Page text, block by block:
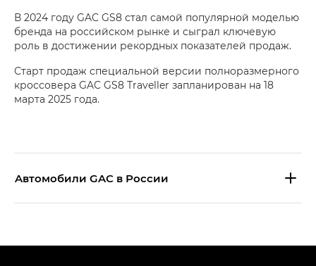
В 2024 году GAC GS8 стал самой популярной моделью
бренда на российском рынке и сыграл ключевую
роль в достижении рекордных показателей продаж.
Старт продаж специальной версии полноразмерного
кроссовера GAC GS8 Traveller запланирован на 18
марта 2025 года.
Aвтомобили GAC в России
Эс Икс ПРЕМИУМ — SX PREMIUM